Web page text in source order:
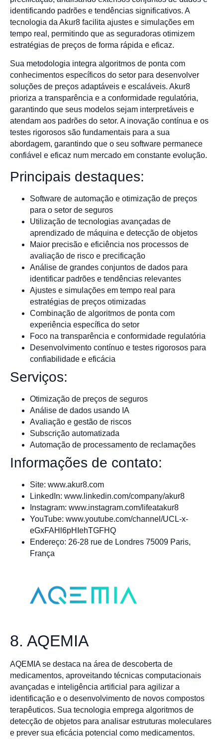
identificando padrões e tendências significativos. A
tecnologia da Akur8 facilita ajustes e simulações em
tempo real, permitindo que as seguradoras otimizem
estratégias de preços de forma rápida e eficaz.
Sua metodologia integra algoritmos de ponta com
conhecimentos específicos do setor para desenvolver
soluções de preços adaptáveis e escaláveis. Akur8
prioriza a transparência e a conformidade regulatória,
garantindo que seus modelos sejam interpretáveis e
atendam aos padrões do setor. A inovação contínua e os
testes rigorosos são fundamentais para a sua
abordagem, garantindo que o seu software permanece
confiável e eficaz num mercado em constante evolução.
Principais destaques:
Software de automação e otimização de preços
para o setor de seguros
Utilização de tecnologias avançadas de
aprendizado de máquina e detecção de objetos
Maior precisão e eficiência nos processos de
avaliação de risco e precificação
Análise de grandes conjuntos de dados para
identificar padrões e tendências relevantes
Ajustes e simulações em tempo real para
estratégias de preços otimizadas
Combinação de algoritmos de ponta com
experiência específica do setor
Foco na transparência e conformidade regulatória
Desenvolvimento contínuo e testes rigorosos para
confiabilidade e eficácia
Serviços:
Otimização de preços de seguros
Análise de dados usando IA
Avaliação e gestão de riscos
Subscrição automatizada
Automação de processamento de reclamações
Informações de contato:
Site: www.akur8.com
LinkedIn: www.linkedin.com/company/akur8
Instagram: www.instagram.com/lifeatakur8
YouTube: www.youtube.com/channel/UCL-x-
eGxFAHl6pHIehTGFHQ
Endereço: 26-28 rue de Londres 75009 Paris,
França
8. AQEMIA
AQEMIA se destaca na área de descoberta de
medicamentos, aproveitando técnicas computacionais
avançadas e inteligência artificial para agilizar a
identificação e o desenvolvimento de novos compostos
terapêuticos. Sua tecnologia emprega algoritmos de
detecção de objetos para analisar estruturas moleculares
e prever sua eficácia potencial como medicamentos.